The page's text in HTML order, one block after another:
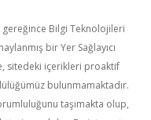
gereğince Bilgi Teknolojileri
bir Yer Sağlayıcı
sitedeki içerikleri proaktif
bulunmamaktadır.
taşımakta olup,